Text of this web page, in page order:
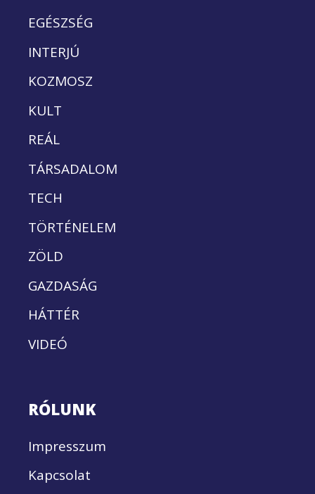
EGÉSZSÉG
INTERJÚ
KOZMOSZ
KULT
REÁL
TÁRSADALOM
TECH
TÖRTÉNELEM
ZÖLD
GAZDASÁG
HÁTTÉR
VIDEÓ
RÓLUNK
Impresszum
Kapcsolat